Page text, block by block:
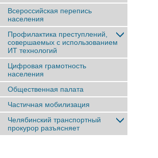
Всероссийская перепись
населения
Профилактика преступлений,
совершаемых с использованием
ИТ технологий
Цифровая грамотность
населения
Общественная палата
Частичная мобилизация
Челябинский транспортный
прокурор разъясняет